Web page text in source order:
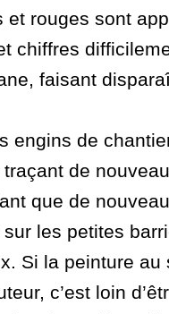
rouges sont
chiffres
faisant
engins de
de
que de
les petites
Si la peinture
c’est loin